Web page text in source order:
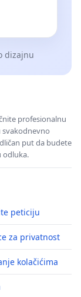
dizajnu
profesionalnu
svakodnevno
put da budete
odluka.
peticiju
za privatnost
kolačićima